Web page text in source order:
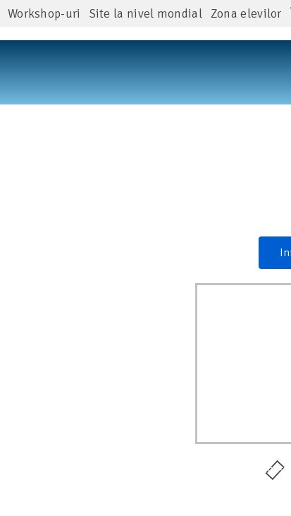
Workshop-uri Site la nivel mondial Zona elevilor
fiecărei lecții, elevii construiesc un robot care
roboții, elevilor li se oferă posibilitatea să dezvolte